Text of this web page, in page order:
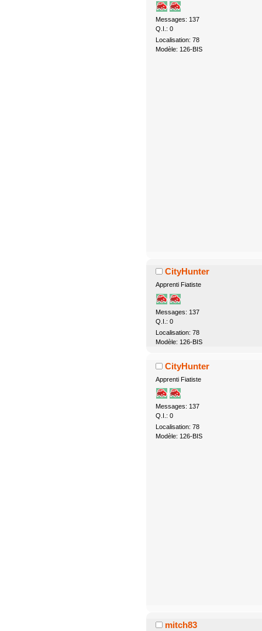
Messages: 137
Q.I.: 0
Localisation: 78
Modèle: 126-BIS
CityHunter
Apprenti Fiatiste
Messages: 137
Q.I.: 0
Localisation: 78
Modèle: 126-BIS
CityHunter
Apprenti Fiatiste
Messages: 137
Q.I.: 0
Localisation: 78
Modèle: 126-BIS
mitch83